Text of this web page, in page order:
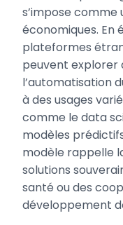
s’impose
économiques. En
plateformes
peuvent explorer
l’automatisation
à des usages
comme le data
modèles
modèle rappelle
solutions
santé ou des
développement